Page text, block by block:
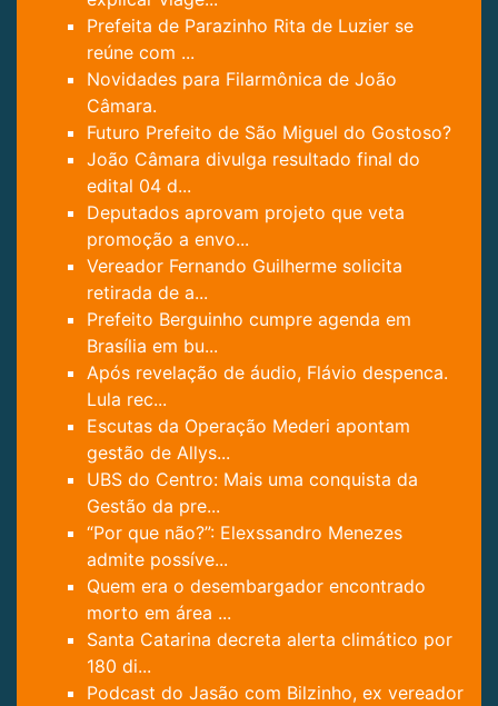
Prefeita de Parazinho Rita de Luzier se
reúne com ...
Novidades para Filarmônica de João
Câmara.
Futuro Prefeito de São Miguel do Gostoso?
João Câmara divulga resultado final do
edital 04 d...
Deputados aprovam projeto que veta
promoção a envo...
Vereador Fernando Guilherme solicita
retirada de a...
Prefeito Berguinho cumpre agenda em
Brasília em bu...
Após revelação de áudio, Flávio despenca.
Lula rec...
Escutas da Operação Mederi apontam
gestão de Allys...
UBS do Centro: Mais uma conquista da
Gestão da pre...
“Por que não?”: Elexssandro Menezes
admite possíve...
Quem era o desembargador encontrado
morto em área ...
Santa Catarina decreta alerta climático por
180 di...
Podcast do Jasão com Bilzinho, ex vereador